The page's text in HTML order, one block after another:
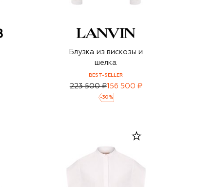
Блузка из вискозы и
шелка
BEST-SELLER
223 500 ₽156 500 ₽
-30 %